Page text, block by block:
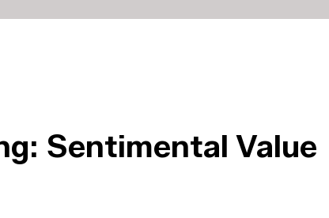
Sentimental Value